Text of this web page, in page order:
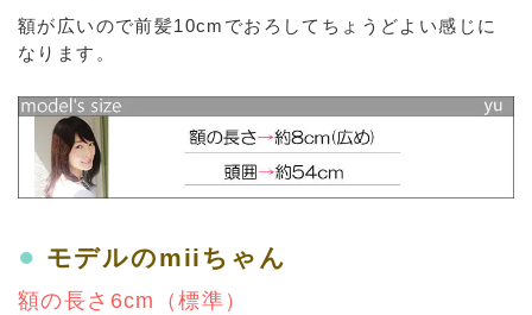
額が広いので前髪10cmでおろしてちょうどよい感じに
なります。
● モデルのmiiちゃん
額の長さ6cm（標準）